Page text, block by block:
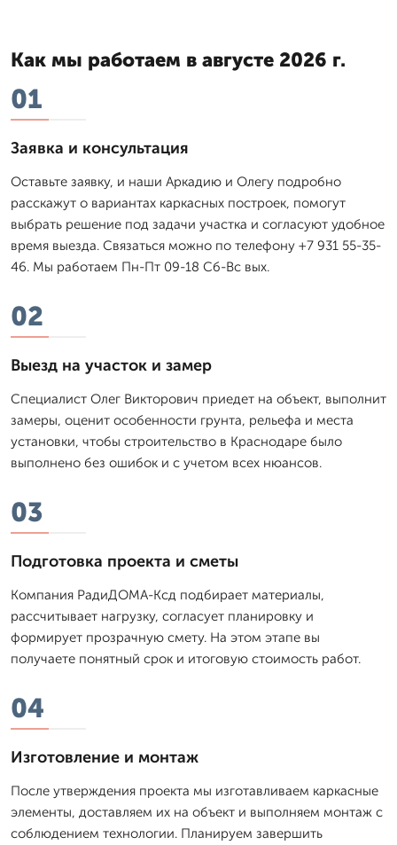
Как мы работаем в августе 2026 г.
01
Заявка и консультация
Оставьте заявку, и наши Аркадию и Олегу подробно
расскажут о вариантах каркасных построек, помогут
выбрать решение под задачи участка и согласуют удобное
время выезда. Связаться можно по телефону +7 931 55-35-
46. Мы работаем Пн-Пт 09-18 Сб-Вс вых.
02
Выезд на участок и замер
Специалист Олег Викторович приедет на объект, выполнит
замеры, оценит особенности грунта, рельефа и места
установки, чтобы строительство в Краснодаре было
выполнено без ошибок и с учетом всех нюансов.
03
Подготовка проекта и сметы
Компания РадиДОМА-Ксд подбирает материалы,
рассчитывает нагрузку, согласует планировку и
формирует прозрачную смету. На этом этапе вы
получаете понятный срок и итоговую стоимость работ.
04
Изготовление и монтаж
После утверждения проекта мы изготавливаем каркасные
элементы, доставляем их на объект и выполняем монтаж с
соблюдением технологии. Планируем завершить